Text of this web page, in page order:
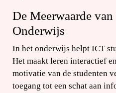
De Meerwaarde
Onderwijs
In het onderwijs helpt ICT
Het maakt leren interactief
motivatie van de studenten
toegang tot een schat aan